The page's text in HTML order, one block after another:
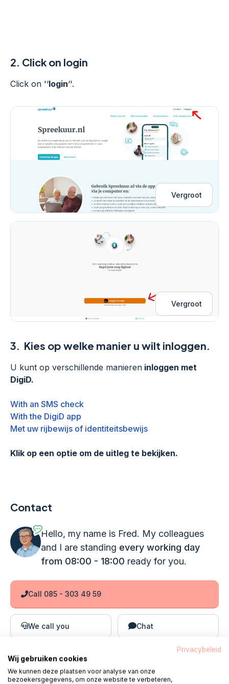
2. Click on login
Click on '‘login‘'.
Vergroot
Vergroot
3. Kies op welke manier u wilt inloggen.
U kunt op verschillende manieren inloggen met
DigiD.
With an SMS check
With the DigiD app
Met uw rijbewijs of identiteitsbewijs
Klik op een optie om de uitleg te bekijken.
Contact
Hello, my name is Fred. My colleagues
and I are standing every working day
from 08:00 - 18:00 ready for you.
Call 085 - 303 49 59
We call you Chat
E-mail
Privacybeleid
Wij gebruiken cookies
We kunnen deze plaatsen voor analyse van onze
bezoekersgegevens, om onze website te verbeteren,